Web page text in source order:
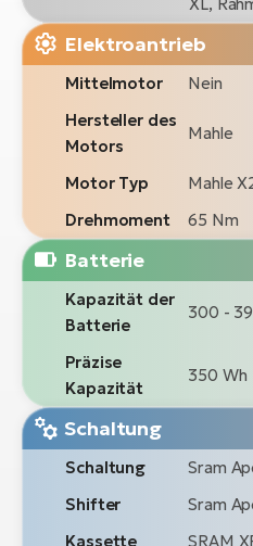
Elektroantrieb
Mittelmotor
Nein
Hersteller des
Motors
Mahle
Motor Typ
Mahle
Drehmoment
65 Nm
Batterie
Kapazität der
Batterie
300 -
Präzise
Kapazität
350 Wh
Schaltung
Schaltung
Sram
Shifter
Sram
Kassette
SRAM